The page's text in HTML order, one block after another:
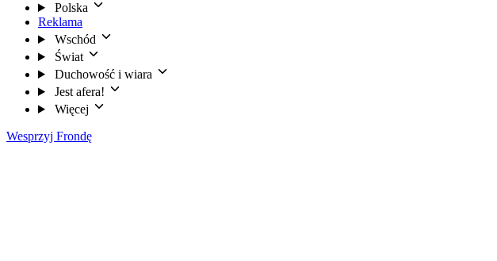
Polska
Reklama
Wschód
Świat
Duchowość i wiara
Jest afera!
Więcej
Wesprzyj Frondę